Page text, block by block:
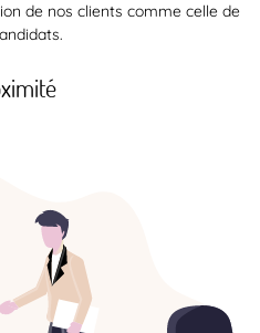
de nos clients comme celle de